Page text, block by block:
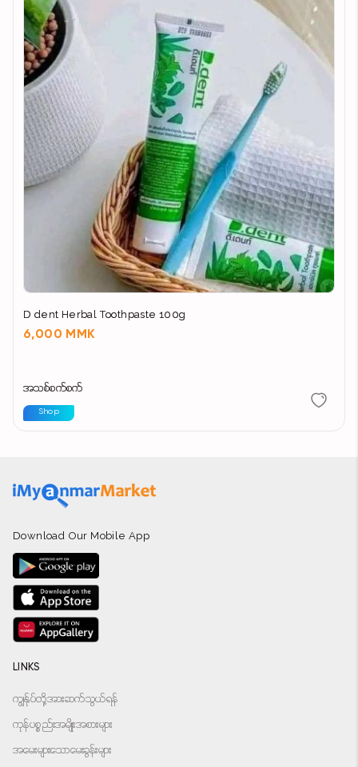
D dent Herbal Toothpaste 100g
6,000 MMK
အသစ်စက်စက်
Shop
Download Our Mobile App
LINKS
ကျွန်ုပ်တို့အားဆက်သွယ်ရန်
ကုန်ပစ္စည်းအမျိုးအစားများ
အမေးများသောမေးခွန်းများ